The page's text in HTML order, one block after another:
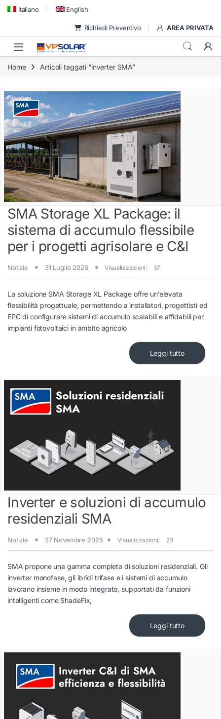
Skip to navigation
Skip to content
Italiano English
Richiedi Preventivo AREA PRIVATA
Home Articoli taggati “inverter SMA”
SMA Storage XL Package: il
sistema di accumulo flessibile
per i progetti agrisolare e C&I
Notizie 31 Luglio 2026 Visualizzazioni: 37
La soluzione SMA Storage XL Package offre un’elevata
flessibilità progettuale, permettendo a installatori, progettisti ed
EPC di configurare sistemi di accumulo scalabili e affidabili per
impianti fotovoltaici in ambito agricolo
Leggi tutto
Inverter e soluzioni di accumulo
residenziali SMA
Notizie 27 Novembre 2025 Visualizzazioni: 23
SMA propone una gamma completa di soluzioni residenziali. Gli
inverter monofase, gli ibridi trifase e i sistemi di accumulo
lavorano insieme in modo integrato, supportati da funzioni
intelligenti come ShadeFix,
Leggi tutto